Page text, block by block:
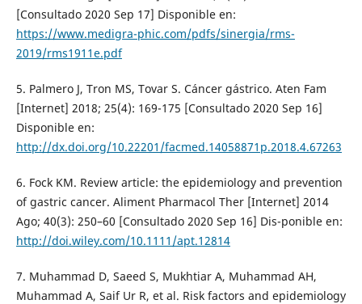
[Consultado 2020 Sep 17] Disponible en:
https://www.medigra-phic.com/pdfs/sinergia/rms-
2019/rms1911e.pdf
5. Palmero J, Tron MS, Tovar S. Cáncer gástrico. Aten Fam
[Internet] 2018; 25(4): 169-175 [Consultado 2020 Sep 16]
Disponible en:
http://dx.doi.org/10.22201/facmed.14058871p.2018.4.67263
6. Fock KM. Review article: the epidemiology and prevention
of gastric cancer. Aliment Pharmacol Ther [Internet] 2014
Ago; 40(3): 250–60 [Consultado 2020 Sep 16] Dis-ponible en:
http://doi.wiley.com/10.1111/apt.12814
7. Muhammad D, Saeed S, Mukhtiar A, Muhammad AH,
Muhammad A, Saif Ur R, et al. Risk factors and epidemiology